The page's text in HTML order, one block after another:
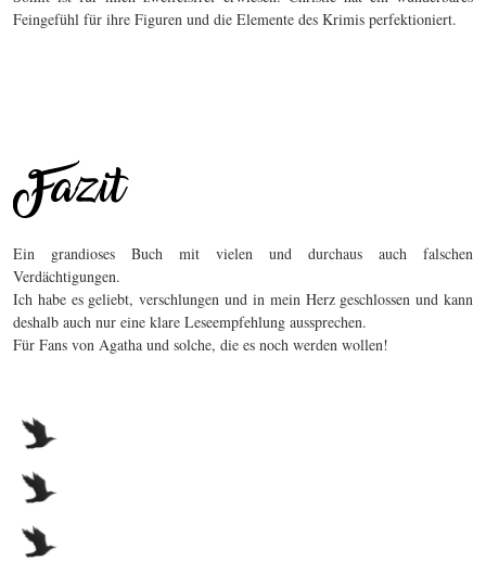
Feingefühl für ihre Figuren und die Elemente des Krimis perfektioniert.
Ein grandioses Buch mit vielen und durchaus auch falschen
Verdächtigungen.
Ich habe es geliebt, verschlungen und in mein Herz geschlossen und kann
deshalb auch nur eine klare Leseempfehlung aussprechen.
Für Fans von Agatha und solche, die es noch werden wollen!